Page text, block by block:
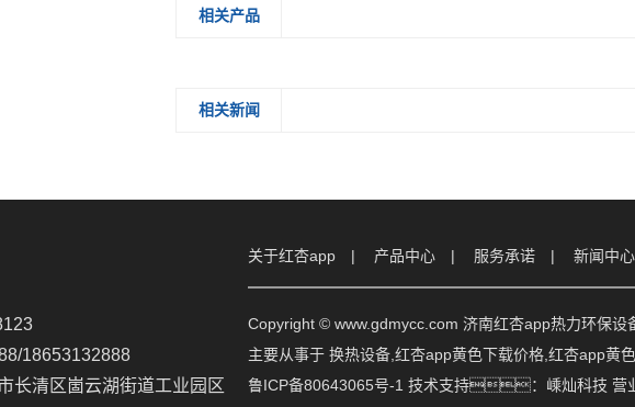
相关产品
相关新闻
18653132888
清区崮云湖街道工业园区
关于红杏app 产品中心 服务承诺 新闻中心
Copyright © www.gdmycc.com 济南红杏app热力环保设
主要从事于 换热设备 红杏app黄色下载价格 红杏app黄
鲁ICP备80643065号-1 技术支持： 嵊灿科技 营